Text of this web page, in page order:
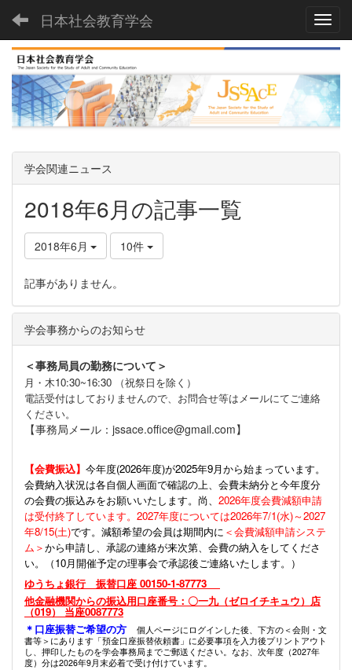
日本社会教育学会
学会関連ニュース
2018年6月の記事一覧
2018年6月 10件
記事がありません。
学会事務からのお知らせ
＜事務局員の勤務について＞
月・木10:30~16:30 （祝祭日を除く）
電話受付はしておりませんので、お問合せ等はメールにてご連絡
ください。
【事務局メール：jssace.office@gmail.com】
【会費振込】 今年度(2026年度)が2025年9月から始まっています。
会費納入状況は各自個人画面で確認の上、会費未納分と今年度分
の会費の振込みをお願いいたします。尚、 2026年度会費減額申請
は受付終了しています。2027年度については2026年7/1(水)～2027
年8/15(土)です。減額希望の会員は期間内に ＜会費減額申請システ
ム＞から申請し、承認の連絡が来次第、会費の納入をしてくださ
い。（10月開催予定の理事会で承認後ご連絡いたします。）
ゆうちょ銀行 振替口座 00150-1-87773
他金融機関からの振込用口座番号：〇一九（ゼロイチキュウ）店
（019） 当座0087773
＊口座振替ご希望の方
個人ページにログインした後、下方の＜会則・文
書等＞にあります「預金口座振替依頼書」に必要事項を入力後プリントアウト
し、押印したものを学会事務局までご郵送ください。なお、次年度（2027年
度）分は2026年9月末必着で受け付けています。